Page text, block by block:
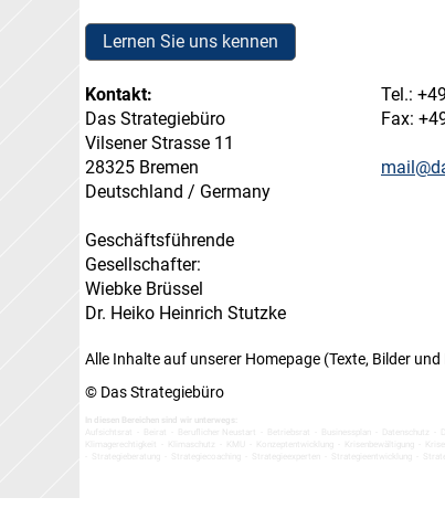
Lernen Sie uns kennen
Kontakt:
Das Strategiebüro
Vilsener Strasse 11
28325 Bremen
Deutschland / Germany
Geschäftsführende
Gesellschafter:
Wiebke Brüssel
Dr. Heiko Heinrich Stutzke
Tel.:
Fax:
Alle Inhalte auf unserer Homepage (Texte, Bilder
© Das Strategiebüro
In diesen Bereichen sind wir unterwegs: